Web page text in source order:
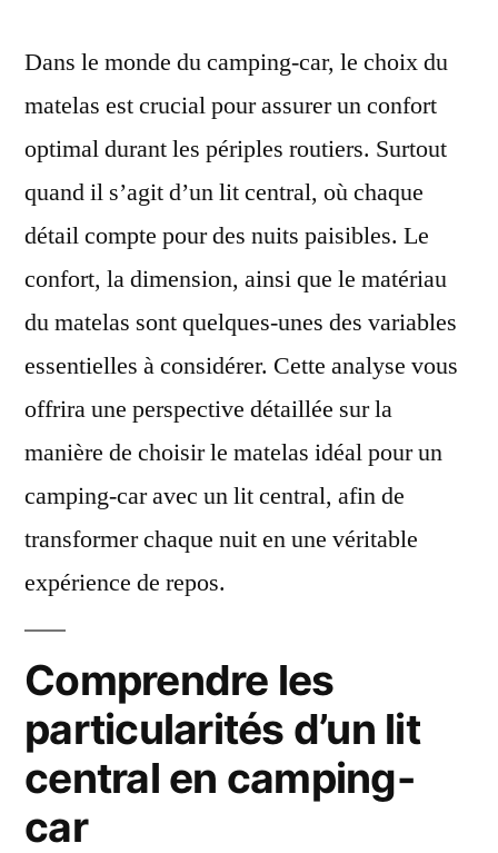
Dans le monde du camping-car, le choix du
matelas est crucial pour assurer un confort
optimal durant les périples routiers. Surtout
quand il s’agit d’un lit central, où chaque
détail compte pour des nuits paisibles. Le
confort, la dimension, ainsi que le matériau
du matelas sont quelques-unes des variables
essentielles à considérer. Cette analyse vous
offrira une perspective détaillée sur la
manière de choisir le matelas idéal pour un
camping-car avec un lit central, afin de
transformer chaque nuit en une véritable
expérience de repos.
Comprendre les
particularités d’un lit
central en camping-
car